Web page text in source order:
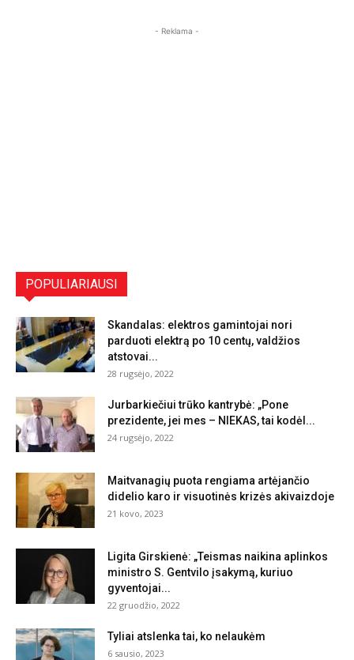
- Reklama -
POPULIARIAUSI
Skandalas: elektros gamintojai nori
parduoti elektrą po 10 centų, valdžios
atstovai...
28 rugsėjo, 2022
Jurbarkiečiui trūko kantrybė: „Pone
prezidente, jei mes – NIEKAS, tai kodėl...
24 rugsėjo, 2022
Maitvanagių puota rengiama artėjančio
didelio karo ir visuotinės krizės akivaizdoje
21 kovo, 2023
Ligita Girskienė: „Teismas naikina aplinkos
ministro S. Gentvilo įsakymą, kuriuo
gyventojai...
22 gruodžio, 2022
Tyliai atslenka tai, ko nelaukėm
6 sausio, 2023